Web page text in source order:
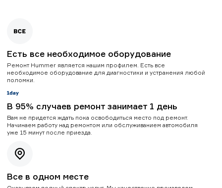
Есть все необходимое оборудование
Ремонт Hummer является нашим профилем. Есть все
необходимое оборудование для диагностики и устранения любой
поломки.
В 95% случаев ремонт занимает 1 день
Вам не придется ждать пока освободиться место под ремонт.
Начинаем работу над ремонтом или обслуживанием автомобиля
уже 15 минут после приезда.
Все в одном месте